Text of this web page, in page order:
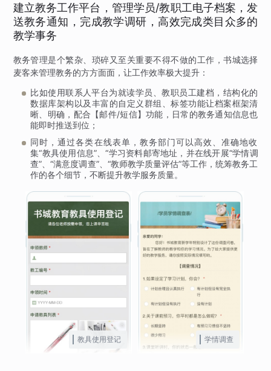
建立教务工作平台，管理学员/教职工电子档案，发
送教务通知，完成教学调研，高效完成类目众多的
教学事务
教务管理是个繁杂、琐碎又至关重要不得不做的工作，书城选择
麦客来管理教务的方方面面，让工作效率极大提升：
比如使用联系人平台为就读学员、教职员工建档，结构化的
数据库架构以及丰富的自定义群组、标签功能让档案框架清
晰、明确，配合【邮件/短信】功能，日常的教务通知信息也
能即时推送到位；
同时，通过各类在线表单，教务部门可以高效、准确地收
集“教具使用信息”、“学习资料邮寄地址，并在线开展“学情调
查”、“满意度调查”、“教师教学质量评估”等工作，统筹教务工
作的各个细节，不断提升教学服务质量。
教具使用登记 学情调查